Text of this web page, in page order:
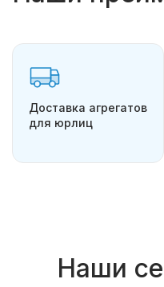
Доставка агрегатов
для юрлиц
Наши